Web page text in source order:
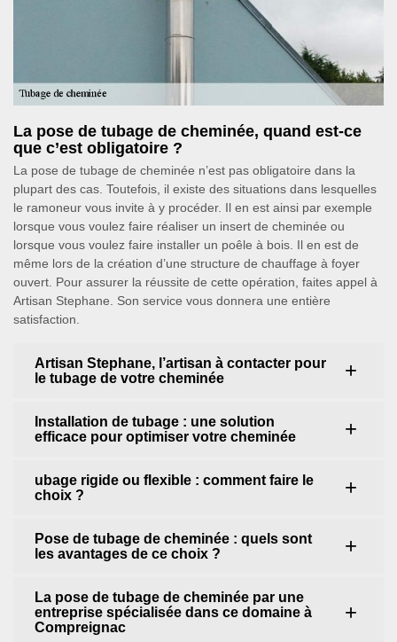
La pose de tubage de cheminée, quand est-ce
que c’est obligatoire ?
La pose de tubage de cheminée n’est pas obligatoire dans la
plupart des cas. Toutefois, il existe des situations dans lesquelles
le ramoneur vous invite à y procéder. Il en est ainsi par exemple
lorsque vous voulez faire réaliser un insert de cheminée ou
lorsque vous voulez faire installer un poêle à bois. Il en est de
même lors de la création d’une structure de chauffage à foyer
ouvert. Pour assurer la réussite de cette opération, faites appel à
Artisan Stephane. Son service vous donnera une entière
satisfaction.
Artisan Stephane, l’artisan à contacter pour
le tubage de votre cheminée
Installation de tubage : une solution
efficace pour optimiser votre cheminée
ubage rigide ou flexible : comment faire le
choix ?
Pose de tubage de cheminée : quels sont
les avantages de ce choix ?
La pose de tubage de cheminée par une
entreprise spécialisée dans ce domaine à
Compreignac